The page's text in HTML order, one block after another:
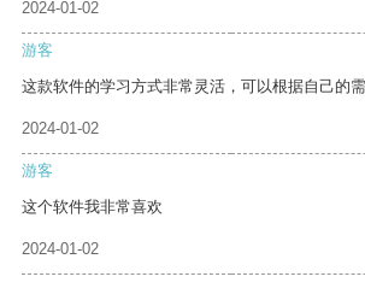
2024-01-02
游客
这款软件的学习方式非常灵活，可以根据自己的
2024-01-02
游客
这个软件我非常喜欢
2024-01-02